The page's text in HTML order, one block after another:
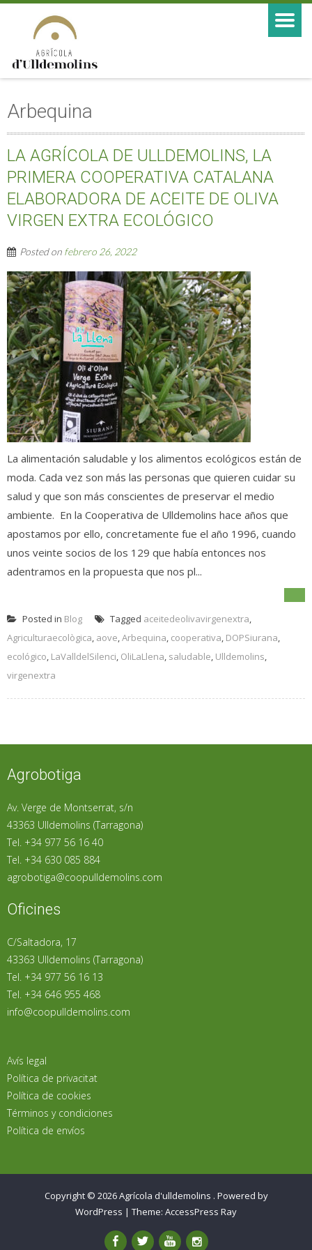
Arbequina
LA AGRÍCOLA DE ULLDEMOLINS, LA
PRIMERA COOPERATIVA CATALANA
ELABORADORA DE ACEITE DE OLIVA
VIRGEN EXTRA ECOLÓGICO
Posted on febrero 26, 2022
La alimentación saludable y los alimentos ecológicos están de
moda. Cada vez son más las personas que quieren cuidar su
salud y que son más conscientes de preservar el medio
ambiente. En la Cooperativa de Ulldemolins hace años que
apostamos por ello, concretamente fue el año 1996, cuando
unos veinte socios de los 129 que había entonces nos
adentramos en la propuesta que nos pl...
Posted in Blog Tagged aceitedeolivavirgenextra,
Agriculturaecològica, aove,Arbequina, cooperativa, DOPSiurana,
ecológico, LaValldelSilenci, OliLaLlena, saludable, Ulldemolins,
virgenextra
Agrobotiga
Av. Verge de Montserrat, s/n
43363 Ulldemolins (Tarragona)
Tel. +34 977 56 16 40
Tel. +34 630 085 884
agrobotiga@coopulldemolins.com
Oficines
C/Saltadora, 17
43363 Ulldemolins (Tarragona)
Tel. +34 977 56 16 13
Tel. +34 646 955 468
info@coopulldemolins.com
Avís legal
Política de privacitat
Política de cookies
Términos y condiciones
Política de envíos
Copyright © 2026Agrícola d'ulldemolins . Powered by
WordPress | Theme: AccessPress Ray